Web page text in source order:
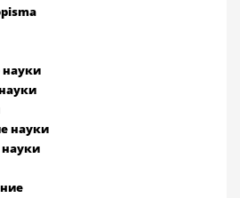
науки
науки
науки